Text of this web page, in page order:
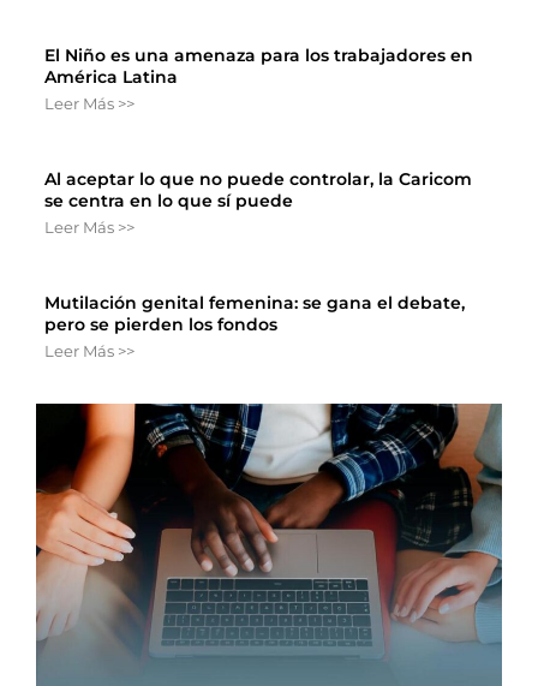
El Niño es una amenaza para los trabajadores en
América Latina
Leer Más >>
Al aceptar lo que no puede controlar, la Caricom
se centra en lo que sí puede
Leer Más >>
Mutilación genital femenina: se gana el debate,
pero se pierden los fondos
Leer Más >>